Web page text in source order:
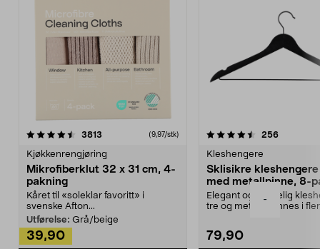
-
3813 anmeldelser(9,97/stk)
Kjøkkenrengjøring
Mikrofiberklut 32 x 31 cm, 4-
pakning
Kåret til «soleklar favoritt» i
svenske Afton...
Utførelse: Grå/beige
39,90
4.5av 5 stjerner 256
Kleshengere
Sklisikre
med metallpinne, 8-
Elegant og skikkelig
tre og metall – finnes i
79,90
4.5av 5 stjerner